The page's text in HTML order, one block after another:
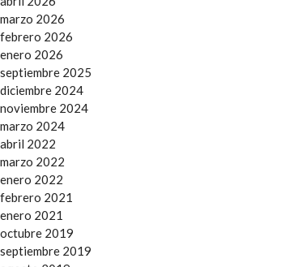
marzo 2026
febrero 2026
enero 2026
septiembre 2025
diciembre 2024
noviembre 2024
marzo 2024
abril 2022
marzo 2022
enero 2022
febrero 2021
enero 2021
octubre 2019
septiembre 2019